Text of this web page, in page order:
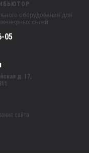
оборудования для
сетей
05
д. 17,
сайта